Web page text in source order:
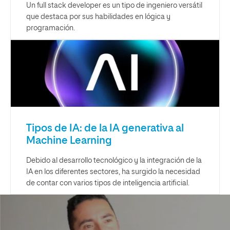
Un full stack developer es un tipo de ingeniero versátil
que destaca por sus habilidades en lógica y
programación.
Tipos de IA: de la IA generativa al
Machine Learning
Debido al desarrollo tecnológico y la integración de la
IA en los diferentes sectores, ha surgido la necesidad
de contar con varios tipos de inteligencia artificial.